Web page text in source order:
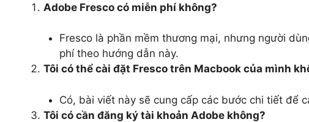
Adobe Fresco có miễn phí không?
Fresco là phần mềm thương mại, nhưng người
phí theo hướng dẫn này.
Tôi có thể cài đặt Fresco trên Macbook của mình
Có, bài viết này sẽ cung cấp các bước chi tiết để
Tôi có cần đăng ký tài khoản Adobe không?